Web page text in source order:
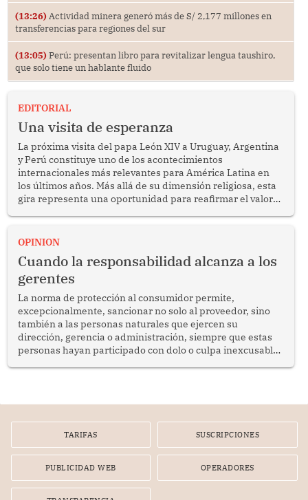
(13:26) Actividad minera generó más de S/ 2,177 millones en
transferencias para regiones del sur
(13:05) Perú: presentan libro para revitalizar lengua taushiro,
que solo tiene un hablante fluido
EDITORIAL
Una visita de esperanza
La próxima visita del papa León XIV a Uruguay, Argentina
y Perú constituye uno de los acontecimientos
internacionales más relevantes para América Latina en
los últimos años. Más allá de su dimensión religiosa, esta
gira representa una oportunidad para reafirmar el valor
enfrenta desafíos en materia de desarrollo, cohesión
OPINION
Cuando la responsabilidad alcanza a los
gerentes
La norma de protección al consumidor permite,
excepcionalmente, sancionar no solo al proveedor, sino
también a las personas naturales que ejercen su
dirección, gerencia o administración, siempre que estas
personas hayan participado con dolo o culpa inexcusable
por la frustrada realización de un meet and greet con
TARIFAS SUSCRIPCIONES
PUBLICIDAD WEB OPERADORES